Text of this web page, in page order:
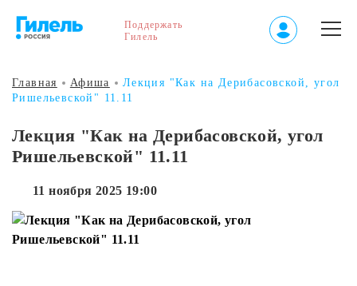
Поддержать
Гилель
Главная Афиша
Лекция "Как на Дерибасовской, угол
Ришельевской" 11.11
Лекция "Как на Дерибасовской, угол
Ришельевской" 11.11
11 ноября 2025 19:00